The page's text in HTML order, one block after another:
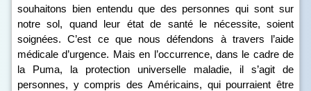
souhaitons bien entendu que des personnes qui sont sur
notre sol, quand leur état de santé le nécessite, soient
soignées. C’est ce que nous défendons à travers l’aide
médicale d’urgence. Mais en l’occurrence, dans le cadre de
la Puma, la protection universelle maladie, il s’agit de
personnes, y compris des Américains, qui pourraient être